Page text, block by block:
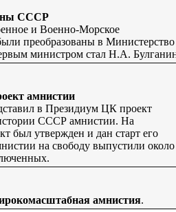
СССР
и Военно-Морское
преобразованы в Министерство
министром стал Н.А.
амнистии
в Президиум ЦК проект
СССР амнистии. На
был утвержден и дан старт его
на свободу выпустили около
амнистия.